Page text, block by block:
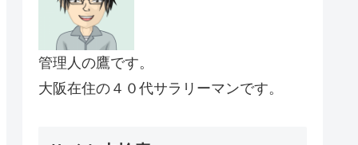
管理人の鷹です。
大阪在住の４０代サラリーマンです。